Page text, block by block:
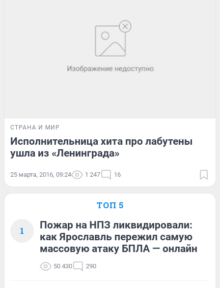
СТРАНА И МИР
Исполнительница хита про лабутены
ушла из «Ленинграда»
25 марта, 2016, 09:24 1 247 16
ТОП 5
1
Пожар на НПЗ ликвидировали:
как Ярославль пережил самую
массовую атаку БПЛА — онлайн
50 430 290